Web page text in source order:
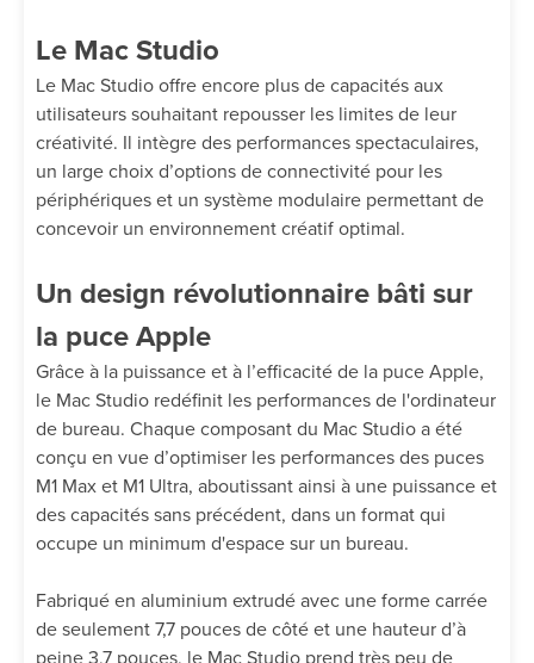
Le Mac Studio
Le Mac Studio offre encore plus de capacités aux
utilisateurs souhaitant repousser les limites de leur
créativité. Il intègre des performances spectaculaires,
un large choix d’options de connectivité pour les
périphériques et un système modulaire permettant de
concevoir un environnement créatif optimal.
Un design révolutionnaire bâti sur
la puce Apple
Grâce à la puissance et à l’efficacité de la puce Apple,
le Mac Studio redéfinit les performances de l'ordinateur
de bureau. Chaque composant du Mac Studio a été
conçu en vue d’optimiser les performances des puces
M1 Max et M1 Ultra, aboutissant ainsi à une puissance et
des capacités sans précédent, dans un format qui
occupe un minimum d'espace sur un bureau.
Fabriqué en aluminium extrudéavec une forme carrée
de seulement 7,7 pouces de côté et une hauteur d’à
peine 3,7 pouces, le Mac Studio prend très peu de